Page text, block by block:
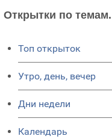
Открытки по
Топ открыток
Утро, день, вечер
Дни недели
Календарь